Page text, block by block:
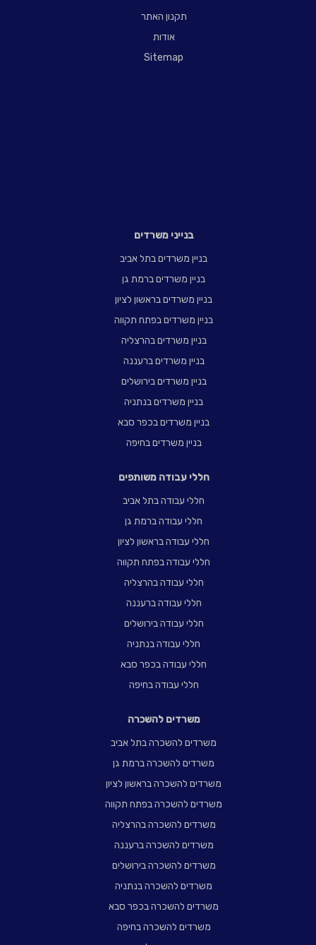
תקנון האתר
אודות
Sitemap
בנייני משרדים
בניין משרדים בתל אביב
בניין משרדים ברמת גן
בניין משרדים בראשון לציון
בניין משרדים בפתח תקווה
בניין משרדים בהרצליה
בניין משרדים ברעננה
בניין משרדים בירושלים
בניין משרדים בנתניה
בניין משרדים בכפר סבא
בניין משרדים בחיפה
חללי עבודה משותפים
חללי עבודה בתל אביב
חללי עבודה ברמת גן
חללי עבודה בראשון לציון
חללי עבודה בפתח תקווה
חללי עבודה בהרצליה
חללי עבודה ברעננה
חללי עבודה בירושלים
חללי עבודה בנתניה
חללי עבודה בכפר סבא
חללי עבודה בחיפה
משרדים להשכרה
משרדים להשכרה בתל אביב
משרדים להשכרה ברמת גן
משרדים להשכרה בראשון לציון
משרדים להשכרה בפתח תקווה
משרדים להשכרה בהרצליה
משרדים להשכרה ברעננה
משרדים להשכרה בירושלים
משרדים להשכרה בנתניה
משרדים להשכרה בכפר סבא
משרדים להשכרה בחיפה